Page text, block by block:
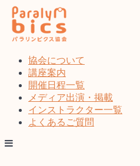
コ
ン
テ
協会について
講座案内
開催日程一覧
メディア出演・掲載
インストラクター一覧
よくあるご質問